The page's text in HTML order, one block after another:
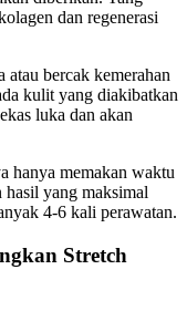
dan regenerasi
bercak kemerahan
kulit yang diakibatkan
luka dan akan
hanya memakan waktu
hasil yang maksimal
4-6 kali perawatan.
Stretch